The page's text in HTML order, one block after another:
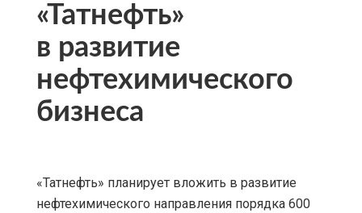
«Татнефть»
в развитие
нефтехимического
бизнеса
«Татнефть» планирует вложить в развитие
нефтехимического направления порядка 600